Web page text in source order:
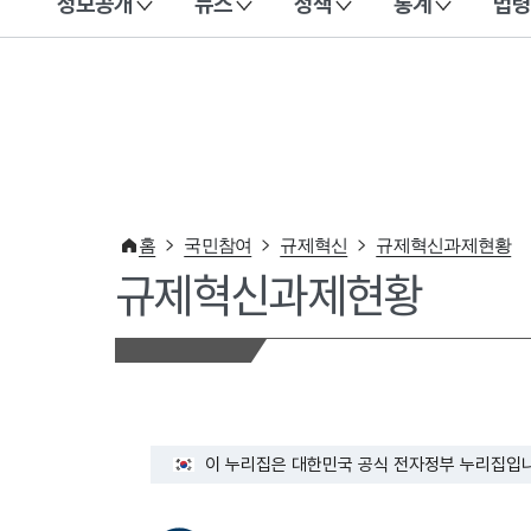
이 누리집은 대한민국 공식 전자정부 누리집입니다.
홈 국민참여 규제혁신 규제혁신과제현황
규제혁신과제현황